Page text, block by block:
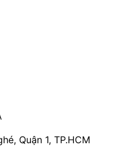
Quận 1, TP.HCM